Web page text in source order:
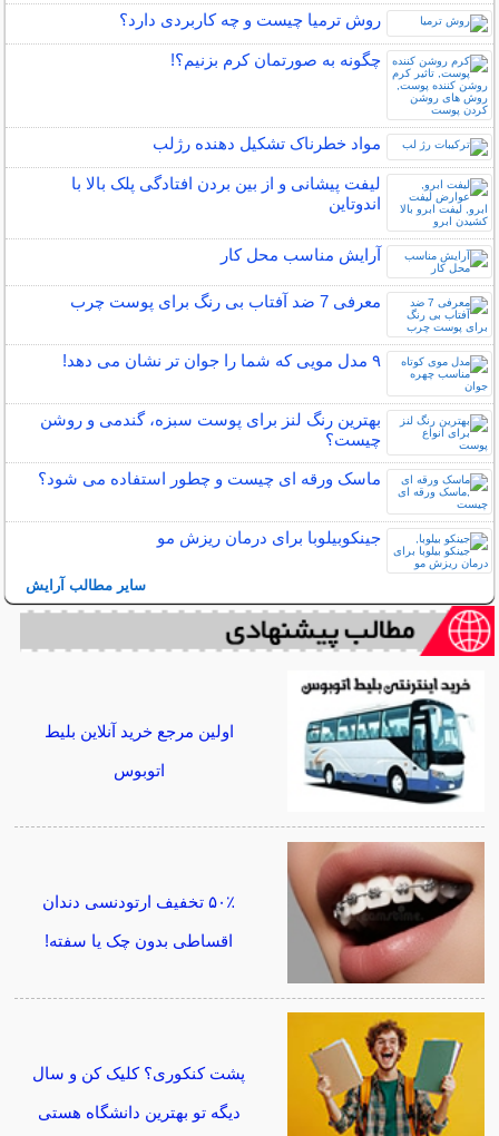
روش ترمیا چیست و چه کاربردی دارد؟
چگونه به صورتمان کرم بزنیم؟!
مواد خطرناک تشکیل دهنده رژلب
لیفت پیشانی و از بین بردن افتادگی پلک بالا با
اندوتاین
آرایش مناسب محل کار
معرفی 7 ضد آفتاب بی رنگ برای پوست چرب
۹ مدل مویی که شما را جوان تر نشان می دهد!
بهترین رنگ لنز برای پوست سبزه، گندمی و روشن
چیست؟
ماسک ورقه ای چیست و چطور استفاده می شود؟
جینکوبیلوبا برای درمان ریزش مو
سایر مطالب آرایش
اولین مرجع خرید آنلاین بلیط
اتوبوس
۵۰٪ تخفیف ارتودنسی دندان
اقساطی بدون چک یا سفته!
پشت کنکوری؟ کلیک کن و سال
دیگه تو بهترین دانشگاه هستی